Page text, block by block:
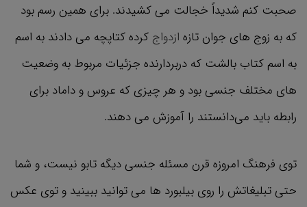
صحبت کنم شدیداً خجالت می کشیدند. برای همین رسم بود
که به زوج های جوان تازه ازدواج کرده کتاپچه می دادند به اسم
به اسم کتاب بالشت که دربردارنده جزئیات مربوط به وضعیت
های مختلف جنسی بود و هر چیزی که عروس و داماد برای
رابطه باید می‌دانستند را آموزش می دهند.
توی فرهنگ امروزه قرن مسئله جنسی دیگه تابو نیست، و شما
حتی تبلیغاتش را روی بیلبورد ها می توانید ببینید و توی عکس